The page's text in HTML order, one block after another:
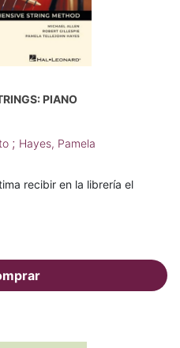
PIANO
; Hayes, Pamela
recibir en la librería el